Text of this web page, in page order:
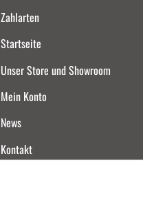
Zahlarten
Startseite
Unser Store und Showroom
Mein Konto
News
Kontakt